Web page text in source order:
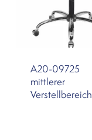
A20-09725
mittlerer
Verstellbereich